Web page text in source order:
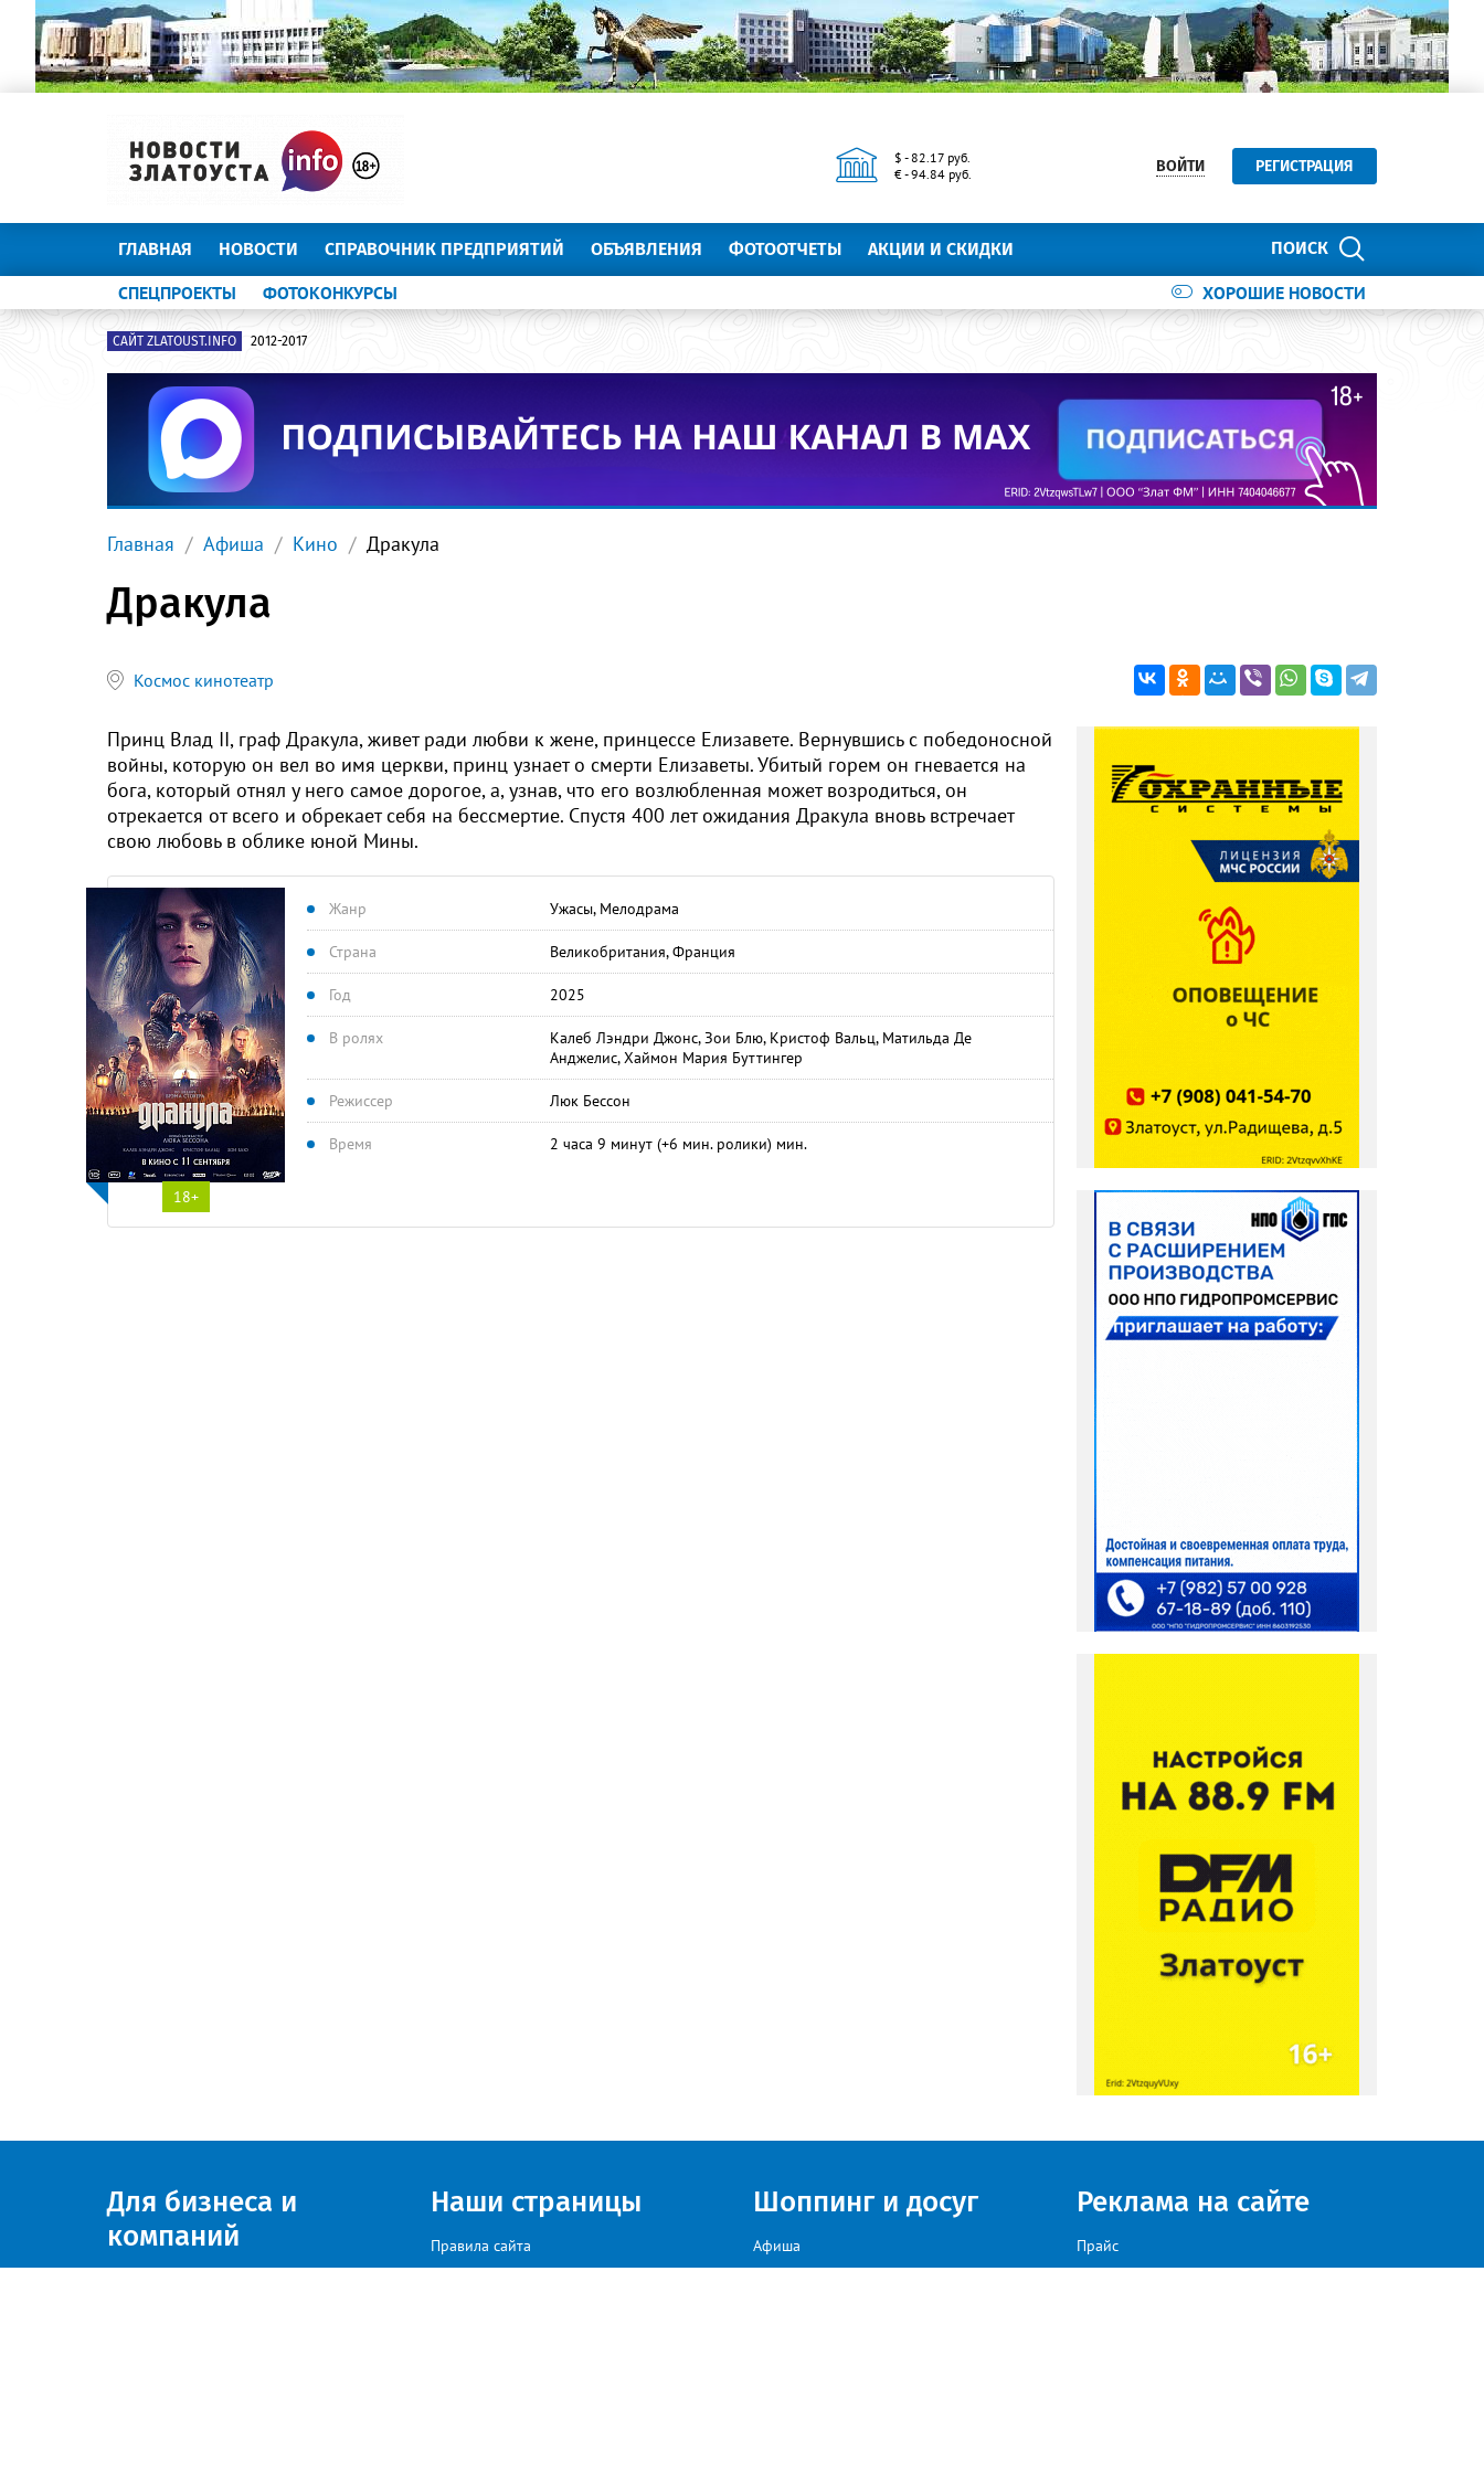
$ - 82.17 руб.
€ - 94.84 руб.
ВОЙТИ РЕГИСТРАЦИЯ
ПОИСК
ГЛАВНАЯ НОВОСТИ СПРАВОЧНИК ПРЕДПРИЯТИЙ ОБЪЯВЛЕНИЯ ФОТООТЧЕТЫ АКЦИИ И СКИДКИ
ХОРОШИЕ НОВОСТИ
СПЕЦПРОЕКТЫ ФОТОКОНКУРСЫ
САЙТ ZLATOUST.INFO 2012-2017
Главная Афиша Кино Дракула
Дракула
Космос кинотеатр
Принц Влад II, граф Дракула, живет ради любви к жене, принцессе Елизавете. Вернувшись с победоносной
войны, которую он вел во имя церкви, принц узнает о смерти Елизаветы. Убитый горем он гневается на
бога, который отнял у него самое дорогое, а, узнав, что его возлюбленная может возродиться, он
отрекается от всего и обрекает себя на бессмертие. Спустя 400 лет ожидания Дракула вновь встречает
свою любовь в облике юной Мины.
18+
Жанр Ужасы, Мелодрама
Страна Великобритания, Франция
Год 2025
В ролях
Калеб Лэндри Джонс, Зои Блю, Кристоф Вальц, Матильда Де
Анджелис, Хаймон Мария Буттингер
Режиссер Люк Бессон
Время 2 часа 9 минут (+6 мин. ролики) мин.
Для бизнеса и
компаний
Наши страницы
Правила сайта
Шоппинг и досуг
Афиша
Реклама на сайте
Прайс